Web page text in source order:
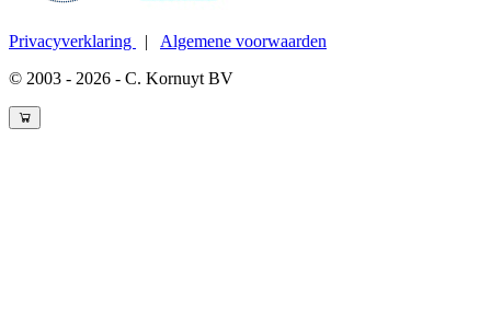
Privacyverklaring | Algemene voorwaarden
© 2003 - 2026 - C. Kornuyt BV